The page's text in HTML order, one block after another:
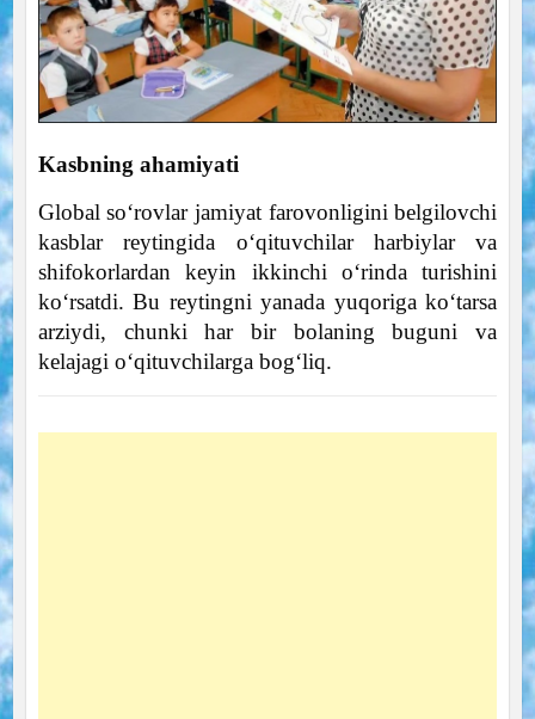
Kasbning ahamiyati
Global so‘rovlar jamiyat farovonligini belgilovchi
kasblar reytingida o‘qituvchilar harbiylar va
shifokorlardan keyin ikkinchi o‘rinda turishini
ko‘rsatdi. Bu reytingni yanada yuqoriga ko‘tarsa
arziydi, chunki har bir bolaning buguni va
kelajagi o‘qituvchilarga bog‘liq.